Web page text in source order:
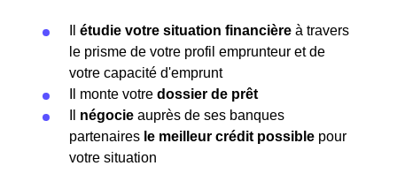
étudie votre situation financière à travers
le prisme de votre profil emprunteur et de
votre capacité d'emprunt
Il monte votre dossier de prêt
négocie auprès de ses banques
partenaires le meilleur crédit possible pour
votre situation